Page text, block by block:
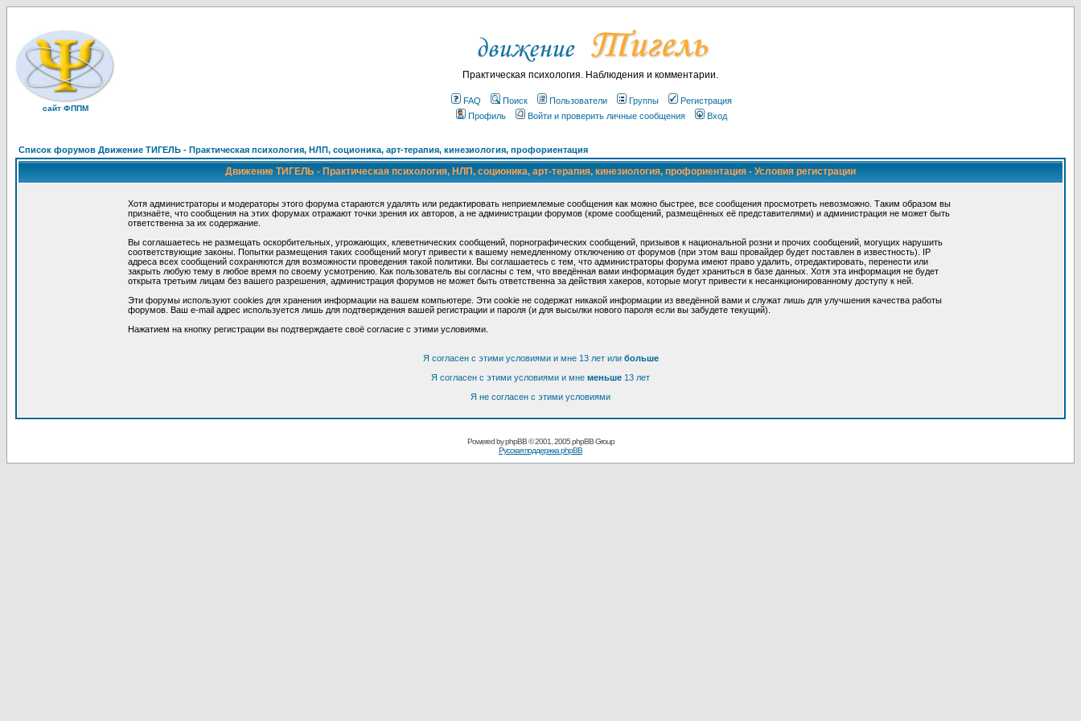
сайт ФППМ
Практическая психология. Наблюдения и комментарии.
FAQ Поиск Пользователи Группы
Регистрация
Профиль
Войти и проверить личные сообщения Вход
Список форумов Движение ТИГЕЛЬ - Практическая психология, НЛП, соционика, арт-терапия, кинезиология, профориентация
Движение ТИГЕЛЬ - Практическая психология, НЛП, соционика, арт-терапия, кинезиология, профориентация - Условия регистрации
Хотя администраторы и модераторы этого форума стараются удалять или редактировать неприемлемые сообщения как можно быстрее, все сообщения просмотреть невозможно. Таким образом вы
признаёте, что сообщения на этих форумах отражают точки зрения их авторов, а не администрации форумов (кроме сообщений, размещённых её представителями) и администрация не может быть
ответственна за их содержание.
Вы соглашаетесь не размещать оскорбительных, угрожающих, клеветнических сообщений, порнографических сообщений, призывов к национальной розни и прочих сообщений, могущих нарушить
соответствующие законы. Попытки размещения таких сообщений могут привести к вашему немедленному отключению от форумов (при этом ваш провайдер будет поставлен в известность). IP
адреса всех сообщений сохраняются для возможности проведения такой политики. Вы соглашаетесь с тем, что администраторы форума имеют право удалить, отредактировать, перенести или
закрыть любую тему в любое время по своему усмотрению. Как пользователь вы согласны с тем, что введённая вами информация будет храниться в базе данных. Хотя эта информация не будет
открыта третьим лицам без вашего разрешения, администрация форумов не может быть ответственна за действия хакеров, которые могут привести к несанкционированному доступу к ней.
Эти форумы используют cookies для хранения информации на вашем компьютере. Эти cookie не содержат никакой информации из введённой вами и служат лишь для улучшения качества работы
форумов. Ваш e-mail адрес используется лишь для подтверждения вашей регистрации и пароля (и для высылки нового пароля если вы забудете текущий).
Нажатием на кнопку регистрации вы подтверждаете своё согласие с этими условиями.
Я согласен с этими условиями и мне 13 лет или больше
Я согласен с этими условиями и мне меньше 13 лет
Я не согласен с этими условиями
Powered byphpBB© 2001, 2005 phpBB Group
Русская поддержка phpBB